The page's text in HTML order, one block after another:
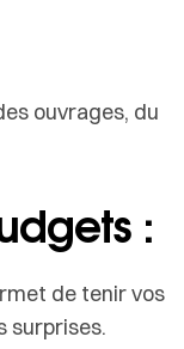
ouvrages, du
:
de tenir vos
surprises.